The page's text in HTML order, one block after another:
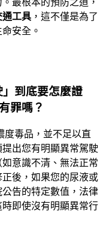
最根本的預防之道，
通工具 ，這不僅是為了
安全。
到底要怎麼證
罪嗎？
度毒品，並不足以直
出您有明顯異常駕駛
意識不清、無法正常
後，如果您的尿液或
告的特定數值，法律
即使沒有明顯異常行